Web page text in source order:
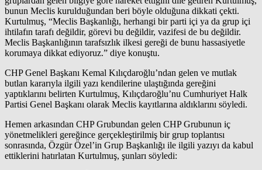
bunun Meclis kurulduğundan beri böyle olduğuna dikkati çekti.
Kurtulmuş, “Meclis Başkanlığı, herhangi bir parti içi ya da grup içi
ihtilafın tarafı değildir, görevi bu değildir, vazifesi de bu değildir.
Meclis Başkanlığının tarafsızlık ilkesi gereği de bunu hassasiyetle
korumaya dikkat ediyoruz.” diye konuştu.
CHP Genel Başkanı Kemal Kılıçdaroğlu’ndan gelen ve mutlak
butlan kararıyla ilgili yazı kendilerine ulaştığında gereğini
yaptıklarını belirten Kurtulmuş, Kılıçdaroğlu’nu Cumhuriyet Halk
Partisi Genel Başkanı olarak Meclis kayıtlarına aldıklarını söyledi.
Hemen arkasından CHP Grubundan gelen CHP Grubunun iç
yönetmelikleri gereğince gerçekleştirilmiş bir grup toplantısı
sonrasında, Özgür Özel’in Grup Başkanlığı ile ilgili yazıyı da kabul
ettiklerini hatırlatan Kurtulmuş, şunları söyledi: